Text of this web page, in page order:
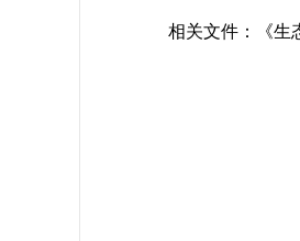
相关文件：《生